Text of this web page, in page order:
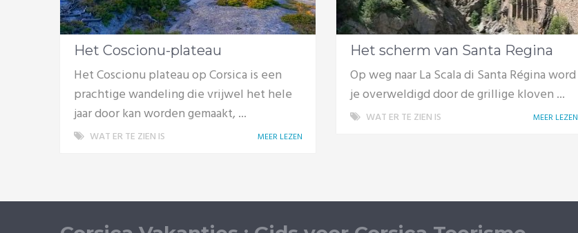
Het Coscionu-plateau
Het Coscionu plateau op Corsica is een
prachtige wandeling die vrijwel het hele
jaar door kan worden gemaakt, ...
WAT ER TE ZIEN IS MEER LEZEN
Het scherm van Santa Regina
Op weg naar La Scala di Santa Régina word
je overweldigd door de grillige kloven ...
WAT ER TE ZIEN IS MEER LEZEN